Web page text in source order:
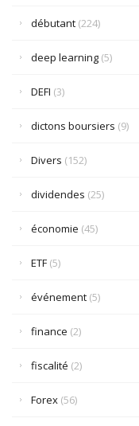
débutant (224)
deep learning (5)
DEFI (3)
dictons boursiers (9)
Divers (152)
dividendes (25)
économie (45)
ETF (5)
événement (5)
finance (2)
fiscalité (2)
Forex (56)